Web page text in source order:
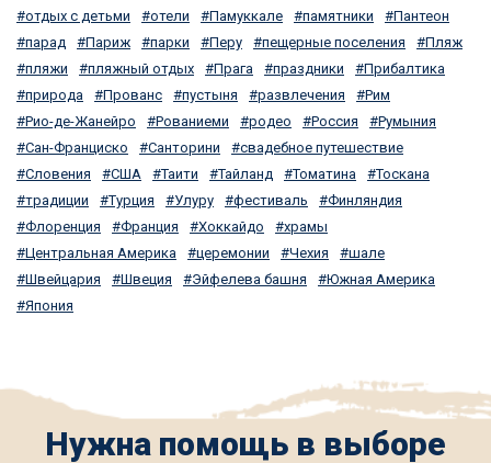
отдых с детьми
отели Памуккале памятники
Пантеон
парад
Париж парки Перу пещерные поселения
Пляж
пляжи
пляжный отдых Прага праздники
Прибалтика
природа
Прованс пустыня развлечения
Рим
Рио-де-Жанейро
Рованиеми родео Россия
Румыния
Сан-Франциско
Санторини
свадебное путешествие
Словения
США Таити Тайланд Томатина
Тоскана
традиции
Турция Улуру фестиваль
Финляндия
Флоренция
Франция Хоккайдо
храмы
Центральная Америка
церемонии Чехия
шале
Швейцария
Швеция Эйфелева башня
Южная Америка
Япония
Нужна помощь в выборе